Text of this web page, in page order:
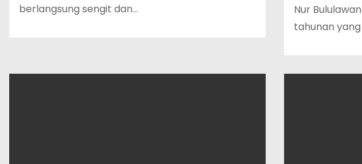
berlangsung sengit dan…
Nur
tahunan